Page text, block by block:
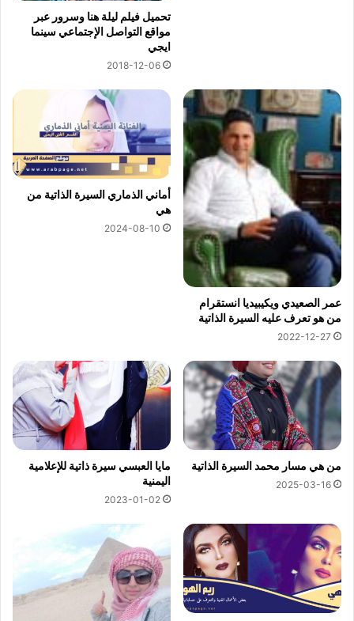
تحميل فيلم ليلة هنا وسرور عبر
مواقع التواصل الإجتماعي سينما
ايجي
2018-12-06
عمر الصعيدي ويكيبيديا انستقرام
من هو تعرف عليه السيرة الذاتية
2022-12-27
أماني الذماري السيرة الذاتية من
هي
2024-08-10
من هي مسار محمد السيرة الذاتية
2025-03-16
مايا العبسي سيرة ذاتية للإعلامية
اليمنية
2023-01-02